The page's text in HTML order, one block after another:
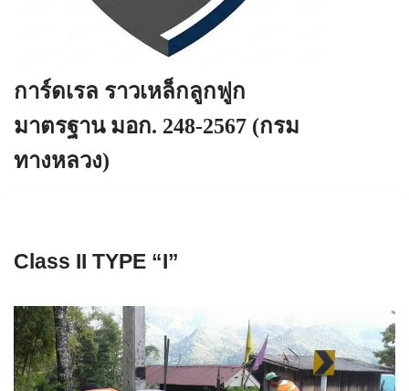
การ์ดเรล ราวเหล็กลูกฟูก
มาตรฐาน มอก. 248-2567 (กรม
ทางหลวง)
Class II TYPE “I”